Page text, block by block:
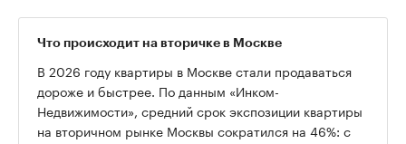
Что происходит на вторичке в Москве
В 2026 году квартиры в Москве стали продаваться
дороже и быстрее. По данным «Инком-
Недвижимости», средний срок экспозиции квартиры
на вторичном рынке Москвы сократился на 46%: с